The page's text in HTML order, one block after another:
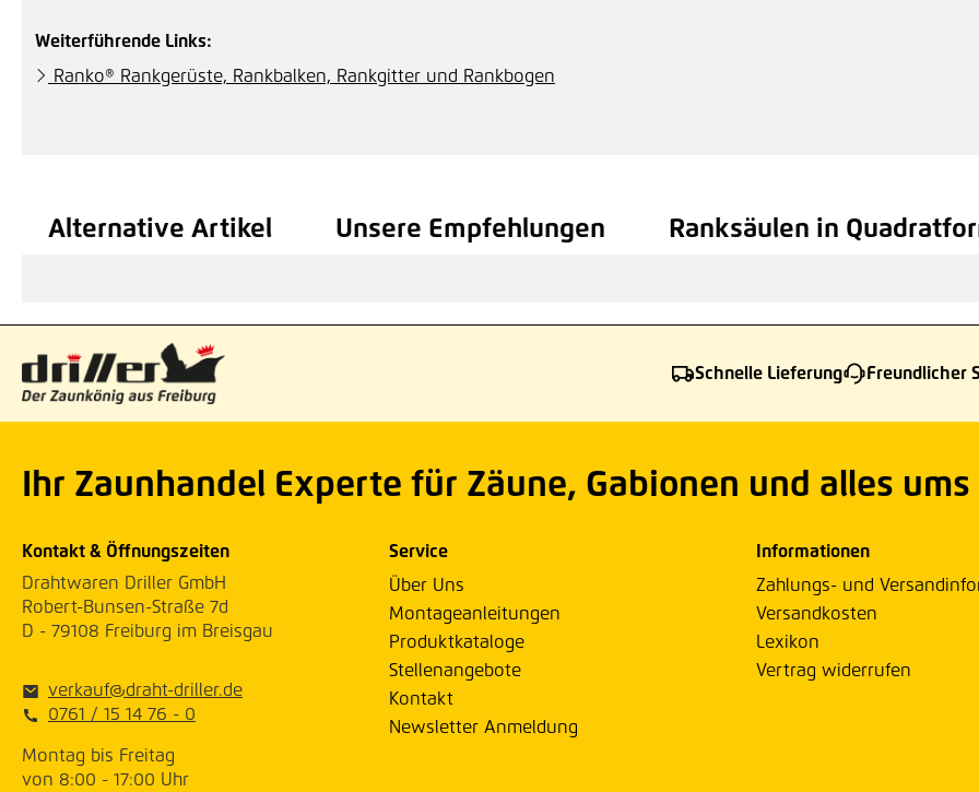
Weiterführende Links:
Ranko® Rankgerüste, Rankbalken, Rankgitter und Rankbogen
Alternative Artikel Unsere Empfehlungen Ranksäulen in
Schnelle Lieferung Freundlicher
Ihr Zaunhandel Experte für Zäune, Gabionen und alles ums
Kontakt & Öffnungszeiten
Drahtwaren Driller GmbH
Robert-Bunsen-Straße 7d
D - 79108 Freiburg im Breisgau
verkauf@draht-driller.de
0761 / 15 14 76 - 0
Montag bis Freitag
von 8:00 - 17:00 Uhr
Service
Über Uns
Montageanleitungen
Produktkataloge
Stellenangebote
Kontakt
Newsletter Anmeldung
Informationen
Zahlungs- und
Versandkosten
Lexikon
Vertrag widerrufen